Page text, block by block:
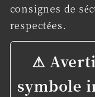
consignes de
respectées.
⚠
symbole